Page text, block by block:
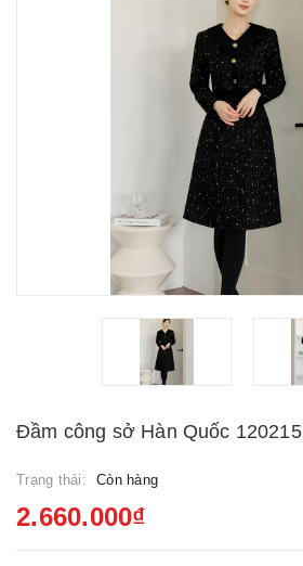
Đầm công sở Hàn Quốc 120215
Trạng thái: Còn hàng
2.660.000₫